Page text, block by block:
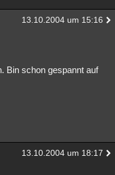
13.10.2004 um 15:16
Bin schon gespannt auf
13.10.2004 um 18:17